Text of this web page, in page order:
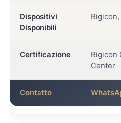
Dispositivi
Disponibili
Certificazione
Rigicon
Center
Contatto